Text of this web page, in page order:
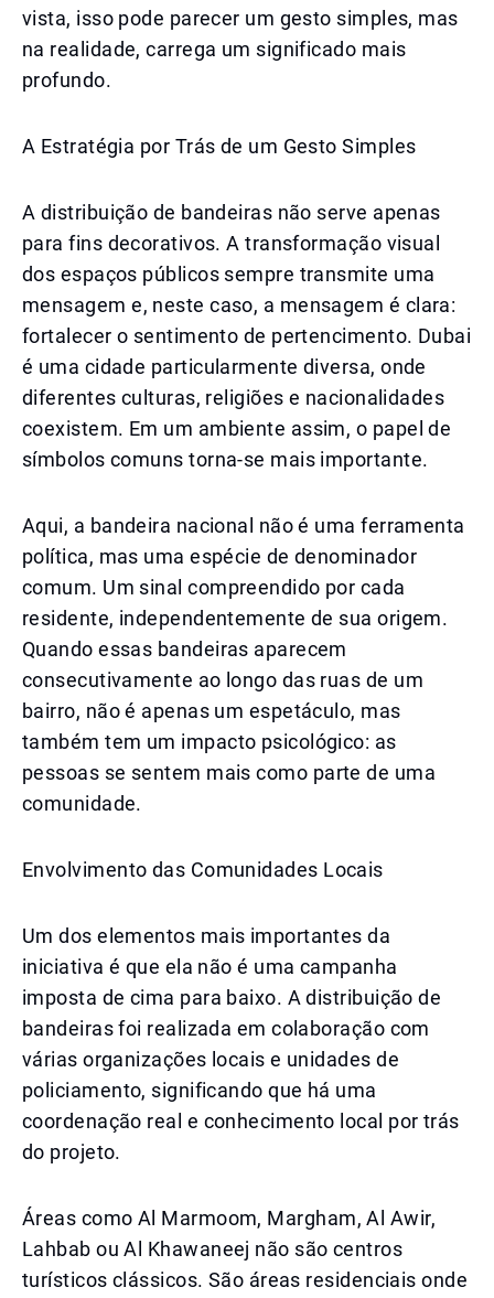
vista, isso pode parecer um gesto simples, mas
na realidade, carrega um significado mais
profundo.
A Estratégia por Trás de um Gesto Simples
A distribuição de bandeiras não serve apenas
para fins decorativos. A transformação visual
dos espaços públicos sempre transmite uma
mensagem e, neste caso, a mensagem é clara:
fortalecer o sentimento de pertencimento. Dubai
é uma cidade particularmente diversa, onde
diferentes culturas, religiões e nacionalidades
coexistem. Em um ambiente assim, o papel de
símbolos comuns torna-se mais importante.
Aqui, a bandeira nacional não é uma ferramenta
política, mas uma espécie de denominador
comum. Um sinal compreendido por cada
residente, independentemente de sua origem.
Quando essas bandeiras aparecem
consecutivamente ao longo das ruas de um
bairro, não é apenas um espetáculo, mas
também tem um impacto psicológico: as
pessoas se sentem mais como parte de uma
comunidade.
Envolvimento das Comunidades Locais
Um dos elementos mais importantes da
iniciativa é que ela não é uma campanha
imposta de cima para baixo. A distribuição de
bandeiras foi realizada em colaboração com
várias organizações locais e unidades de
policiamento, significando que há uma
coordenação real e conhecimento local por trás
do projeto.
Áreas como Al Marmoom, Margham, Al Awir,
Lahbab ou Al Khawaneej não são centros
turísticos clássicos. São áreas residenciais onde